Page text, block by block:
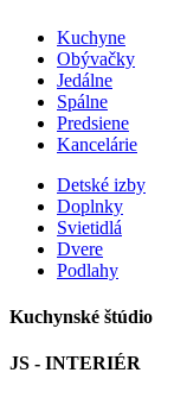
Kuchyne
Obývačky
Jedálne
Spálne
Predsiene
Kancelárie
Detské izby
Doplnky
Svietidlá
Dvere
Podlahy
Kuchynské štúdio
JS - INTERIÉR